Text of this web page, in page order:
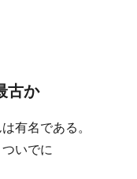
古か
有名である。
いでに